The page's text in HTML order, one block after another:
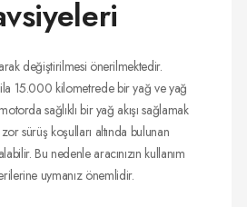
değiştirilmesi önerilmektedir.
15.000 kilometrede bir yağ ve yağ
sağlıklı bir yağ akışı sağlamak
sürüş koşulları altında bulunan
Bu nedenle aracınızın kullanım
uymanız önemlidir.